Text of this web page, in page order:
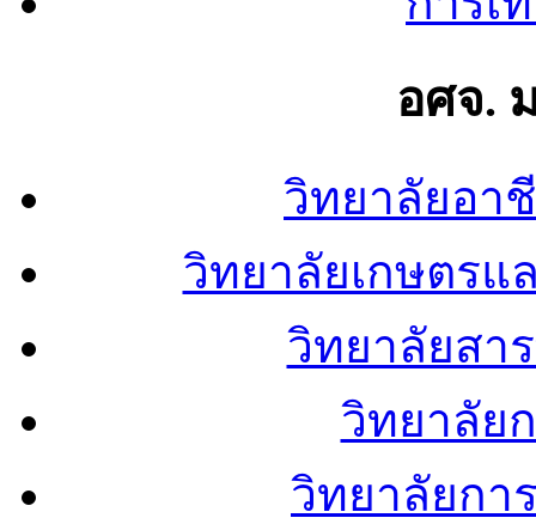
อศจ.
วิทยาลัยอา
วิทยาลัยเกษตรแ
วิทยาลัยสา
วิทยาลัย
วิทยาลัยก